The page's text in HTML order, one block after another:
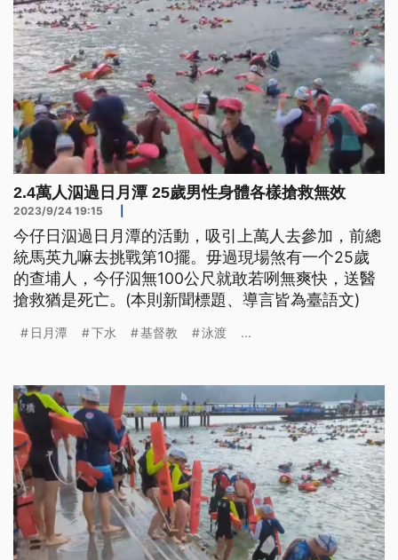
2.4萬人泅過日月潭 25歲男性身體各樣搶救無效
2023/9/24 19:15
今仔日泅過日月潭的活動，吸引上萬人去參加，前總
統馬英九嘛去挑戰第10擺。毋過現場煞有一个25歲
的查埔人，今仔泅無100公尺就敢若咧無爽快，送醫
搶救猶是死亡。(本則新聞標題、導言皆為臺語文)
日月潭 下水 基督教 泳渡 ...